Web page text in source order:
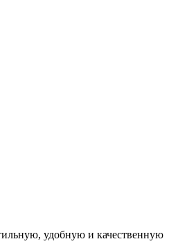
удобную и качественную